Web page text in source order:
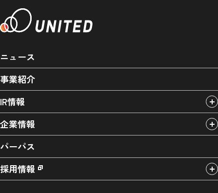
ニュース
事業紹介
IR情報
企業情報
パーパス
採用情報